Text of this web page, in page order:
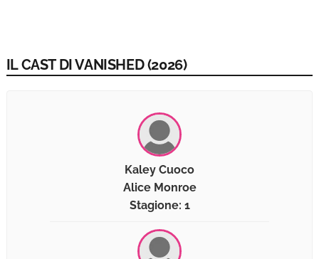
IL CAST DI VANISHED (2026)
Kaley Cuoco
Alice Monroe
Stagione: 1